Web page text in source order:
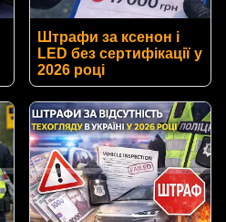
Штрафи за ксенон і
LED без сертифікації у
2026 році